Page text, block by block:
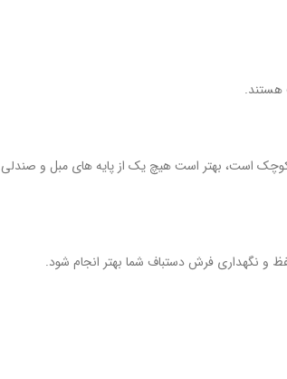
هستند.
است، بهتر است هیچ یک از پایه های مبل و صندلی
و نگهداری فرش دستباف شما بهتر انجام شود.